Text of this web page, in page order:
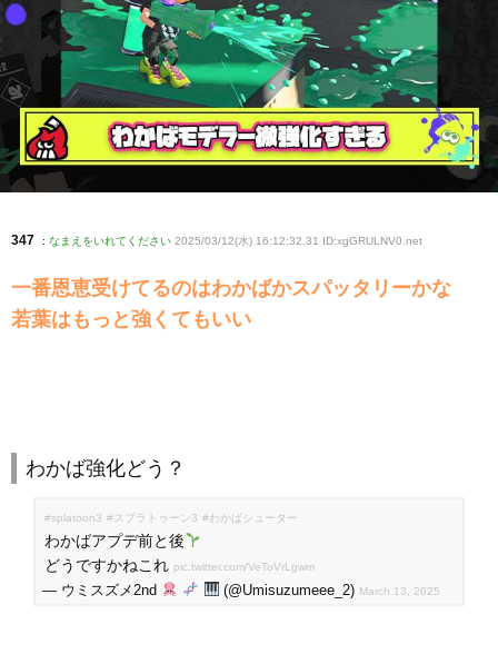
347 : なまえをいれてください 2025/03/12(水) 16:12:32.31 ID:xgGRULNV0 .net
一番恩恵受けてるのはわかばかスパッタリーかな
若葉はもっと強くてもいい
わかば強化どう？
#splatoon3 #スプラトゥーン3 #わかばシューター
わかばアプデ前と後
どうですかねこれ pic.twitter.com/VeToVrLgwm
— ウミスズメ2nd (@Umisuzumeee_2) March 13, 2025